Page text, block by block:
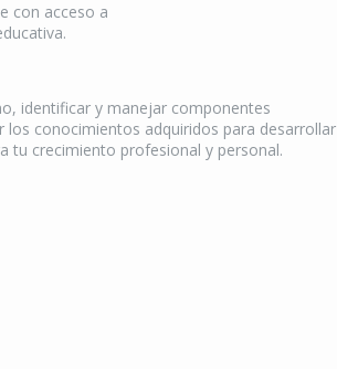
con acceso a
identificar y manejar componentes
conocimientos adquiridos para desarrollar
tu crecimiento profesional y personal.